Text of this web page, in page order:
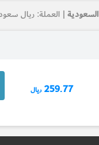
السعودية | العملة: ريال
259.77 ريال